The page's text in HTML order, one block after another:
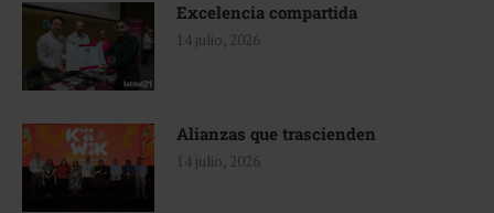
Excelencia compartida
14 julio, 2026
Alianzas que trascienden
14 julio, 2026